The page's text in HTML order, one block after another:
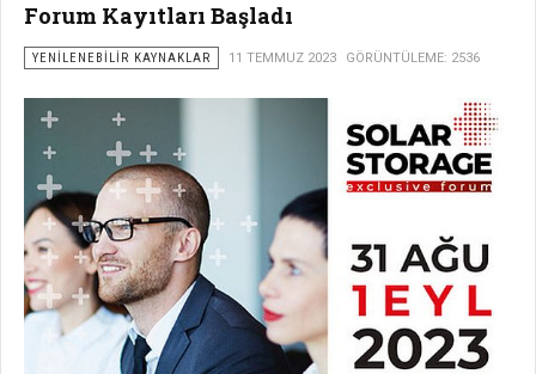
Forum Kayıtları Başladı
YENILENEBILIR KAYNAKLAR 11 TEMMUZ 2023 GÖRÜNTÜLEME: 2536